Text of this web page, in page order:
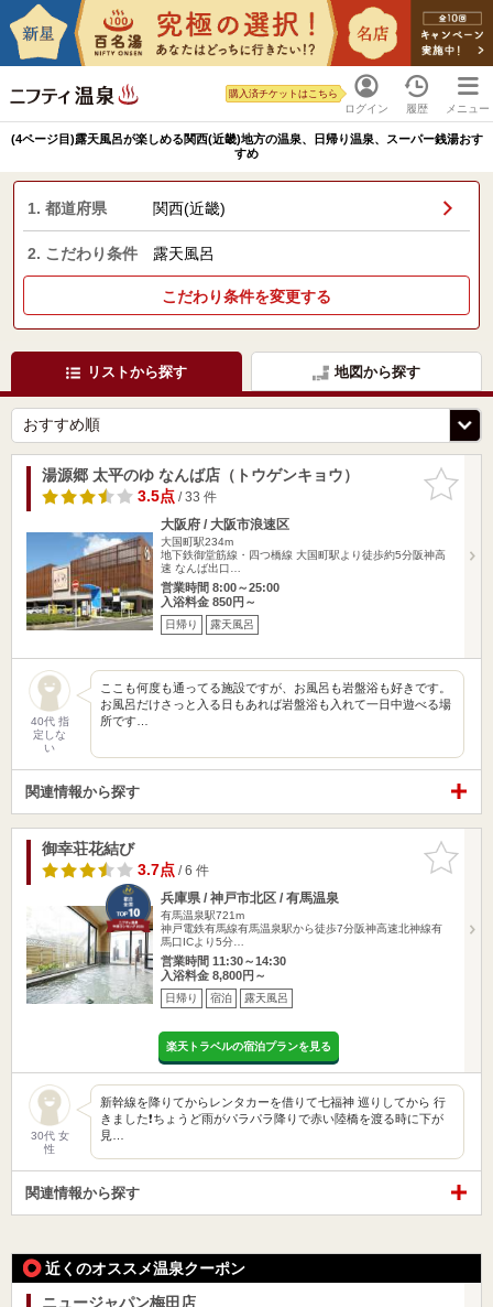
ログイン
購入済チケットはこちら
履歴 メニュー
(4ページ目)露天風呂が楽しめる関西(近畿)地方の温泉、日帰り温泉、スーパー銭湯おす
すめ
1. 都道府県 関西(近畿)
2. こだわり条件 露天風呂
こだわり条件を変更する
リストから探す 地図から探す
お気に入
りに追加
湯源郷 太平のゆ なんば店（トウゲンキョウ）
3.5点/ 33 件
大阪府 / 大阪市浪速区
大国町駅234m
地下鉄御堂筋線・四つ橋線 大国町駅より徒歩約5分阪神高
速 なんば出口…
営業時間 8:00～25:00
入浴料金 850円～
日帰り 露天風呂
40代 指
定しな
い
ここも何度も通ってる施設ですが、お風呂も岩盤浴も好きです。
お風呂だけさっと入る日もあれば岩盤浴も入れて一日中遊べる場
所です…
関連情報から探す
お気に入
りに追加
御幸荘花結び
3.7点/ 6 件
兵庫県 / 神戸市北区 / 有馬温泉
有馬温泉駅721m
神戸電鉄有馬線有馬温泉駅から徒歩7分阪神高速北神線有
馬口ICより5分…
営業時間 11:30～14:30
入浴料金 8,800円～
日帰り 宿泊 露天風呂
楽天トラベルの宿泊プランを見る
30代 女
性
新幹線を降りてからレンタカーを借りて七福神 巡りしてから 行
きました❗️ちょうど雨がパラパラ降りで赤い陸橋を渡る時に下が
見…
関連情報から探す
近くのオススメ温泉クーポン
ニュージャパン梅田店